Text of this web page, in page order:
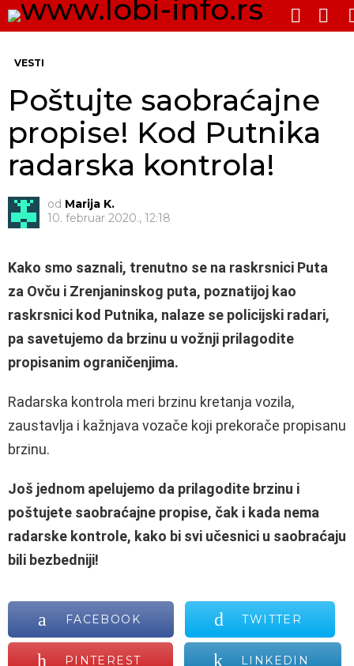
SWITCH
SKIN
VESTI
Poštujte saobraćajne
propise! Kod Putnika
radarska kontrola!
od Marija K.
10. februar 2020., 12:18
Kako smo saznali, trenutno se na raskrsnici Puta
za Ovču i Zrenjaninskog puta, poznatijoj kao
raskrsnici kod Putnika, nalaze se policijski radari,
pa savetujemo da brzinu u vožnji prilagodite
propisanim ograničenjima.
Radarska kontrola meri brzinu kretanja vozila,
zaustavlja i kažnjava vozače koji prekorače propisanu
brzinu.
Još jednom apelujemo da prilagodite brzinu i
poštujete saobraćajne propise, čak i kada nema
radarske kontrole, kako bi svi učesnici u saobraćaju
bili bezbedniji!
FACEBOOK TWITTER
PINTEREST LINKEDIN